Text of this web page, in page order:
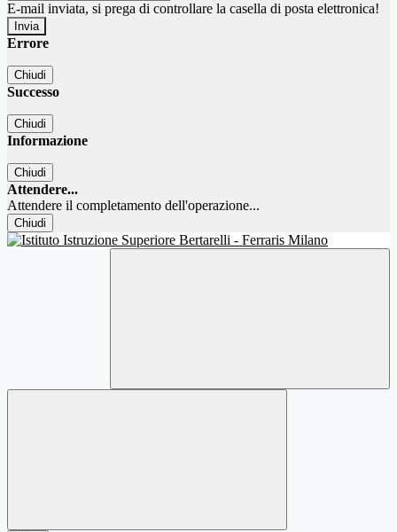
E-mail inviata, si prega di controllare la casella di posta elettronica!
Errore
Chiudi
Successo
Chiudi
Informazione
Chiudi
Attendere...
Attendere il completamento dell'operazione...
Chiudi